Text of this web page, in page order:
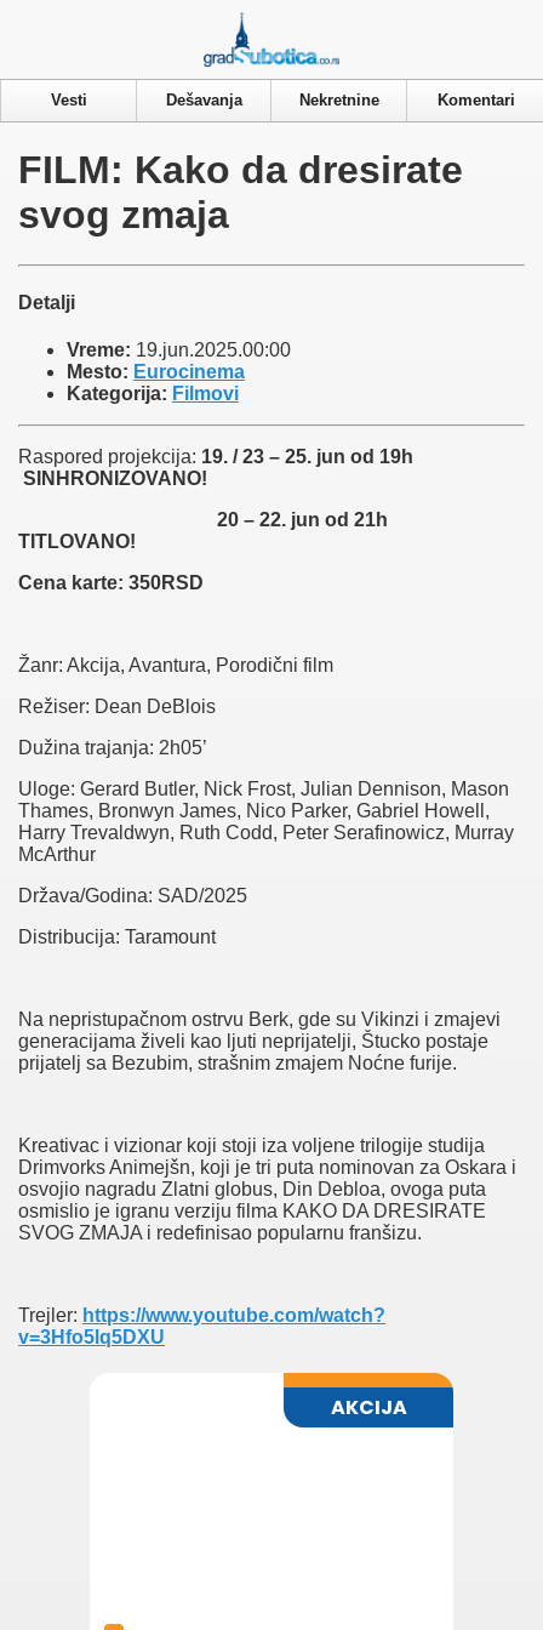
Vesti Dešavanja Nekretnine Komentari
FILM: Kako da dresirate
svog zmaja
Detalji
Vreme: 19.jun.2025.00:00
Mesto: Eurocinema
Kategorija: Filmovi
Raspored projekcija: 19. / 23 – 25. jun od 19h
SINHRONIZOVANO!
20 – 22. jun od 21h
TITLOVANO!
Cena karte: 350RSD
Žanr: Akcija, Avantura, Porodični film
Režiser: Dean DeBlois
Dužina trajanja: 2h05’
Uloge: Gerard Butler, Nick Frost, Julian Dennison, Mason
Thames, Bronwyn James, Nico Parker, Gabriel Howell,
Harry Trevaldwyn, Ruth Codd, Peter Serafinowicz, Murray
McArthur
Država/Godina: SAD/2025
Distribucija: Taramount
Na nepristupačnom ostrvu Berk, gde su Vikinzi i zmajevi
generacijama živeli kao ljuti neprijatelji, Štucko postaje
prijatelj sa Bezubim, strašnim zmajem Noćne furije.
Kreativac i vizionar koji stoji iza voljene trilogije studija
Drimvorks Animejšn, koji je tri puta nominovan za Oskara i
osvojio nagradu Zlatni globus, Din Debloa, ovoga puta
osmislio je igranu verziju filma KAKO DA DRESIRATE
SVOG ZMAJA i redefinisao popularnu franšizu.
Trejler: https://www.youtube.com/watch?
v=3Hfo5lq5DXU
Privacy & Cookies Policy
Naslovna
Vesti
Dešavanja
Nekretnine